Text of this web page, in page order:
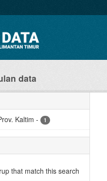
data
Kaltim - 1
that match this search